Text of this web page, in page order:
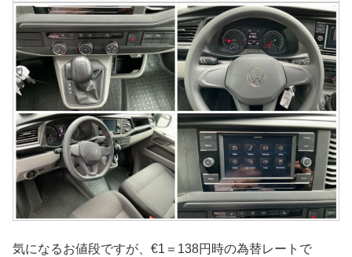
気になるお値段ですが、€1＝138円時の為替レートで